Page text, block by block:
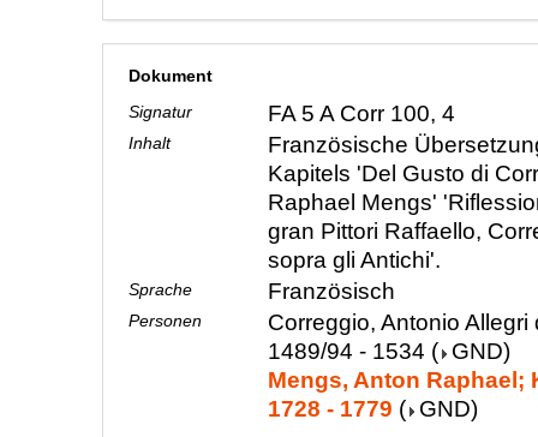
Dokument
Signatur
FA 5 A Corr 100, 4
Inhalt
Französische
Kapitels 'Del Gusto di
Raphael Mengs'
gran Pittori Raffaello,
sopra gli Antichi'.
Sprache Französisch
Personen
Correggio, Antonio Allegri
1489/94 - 1534 ( GND)
Mengs, Anton Raphael;
1728 - 1779 ( GND)